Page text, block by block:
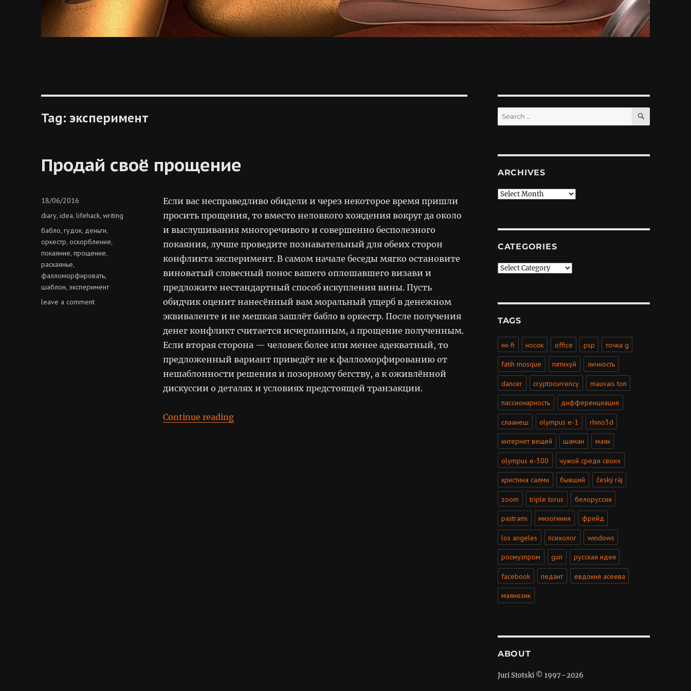
Tag:эксперимент
Продай своё прощение
Если вас несправедливо обидели и через некоторое время пришли
просить прощения, то вместо неловкого хождения вокруг да около
и выслушивания многоречивого и совершенно бесполезного
покаяния, лучше проведите познавательный для обеих сторон
конфликта эксперимент. В самом начале беседы мягко остановите
виноватый словесный понос вашего оплошавшего визави и
предложите нестандартный способ искупления вины. Пусть
обидчик оценит нанесённый вам моральный ущерб в денежном
эквиваленте и не мешкая зашлёт бабло в оркестр. После получения
денег конфликт считается исчерпанным, а прощение полученным.
Если вторая сторона — человек более или менее адекватный, то
предложенный вариант приведёт не к фалломорфированию от
нешаблонности решения и позорному бегству, а к оживлённой
дискуссии о деталях и условиях предстоящей транзакции.
Continue reading“Продай своё прощение”
Posted
18/06/2016
Categories
diary,idea,lifehack,writing
Tags
бабло,гудок, деньги,
оркестр,оскорбление,
покаяние,прощение,
раскаянье,
фалломорфировать,
шаблон, эксперимент
leave a commenton
Search
for:
SEARCH
ARCHIVES
Archives
CATEGORIES
Categories
TAGS
wi-fi носок office psp точка g
fatih mosque пятихуй личность
dancer cryptocurrency mauvais ton
пассионарность дифференциация
слаанеш olympus e-1 rhino3d
интернет вещей шаман маяк
olympus e-300 чужой среди своих
кристина салми бывший český ráj
zoom triple torus белоруссия
pastrami мизогиния фрейд
los angeles психолог windows
росмузпром gun русская идея
facebook педант евдокия асеева
маянезик
ABOUT
Juri Stotski © 1997–2026